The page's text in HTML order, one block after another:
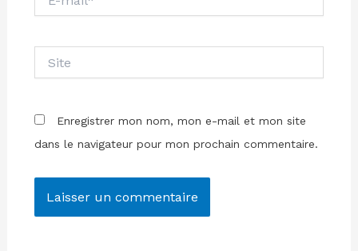
mail*
Enregistrer mon nom, mon e-mail et mon site
dans le navigateur pour mon prochain commentaire.